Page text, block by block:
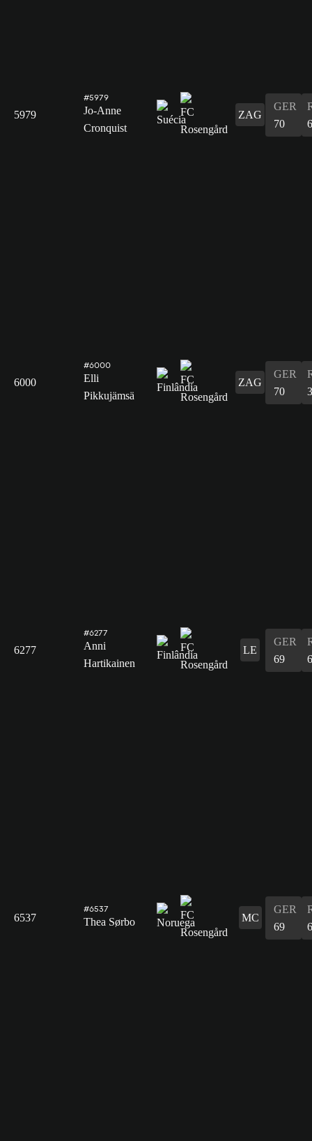
5979
#5979
Jo-Anne
Cronquist
ZAG
GER
70
6000
#6000
Elli
Pikkujämsä
ZAG
GER
70
6277
#6277
Anni
Hartikainen
LE
GER
69
6537
#6537
Thea Sørbo MC
GER
69